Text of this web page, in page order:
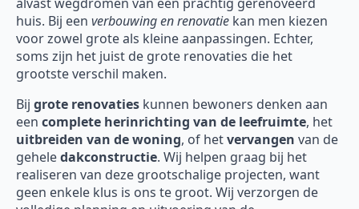
huis. Bij een verbouwing en renovatie kan men kiezen
voor zowel grote als kleine aanpassingen. Echter,
soms zijn het juist de grote renovaties die het
grootste verschil maken.
Bij grote renovaties kunnen bewoners denken aan
een complete herinrichting van de leefruimte, het
uitbreiden van de woning, of hetvervangen van de
geheledakconstructie. Wij helpen graag bij het
realiseren van deze grootschalige projecten, want
geen enkele klus is ons te groot. Wij verzorgen de